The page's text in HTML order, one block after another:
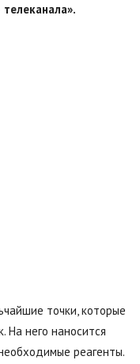
точки, которые
На него наносится
реагенты.